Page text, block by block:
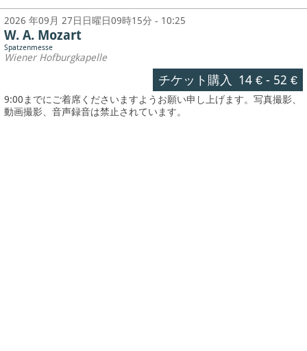
2026 年09月 27日日曜日09時15分 - 10:25
W. A. Mozart
Spatzenmesse
Wiener Hofburgkapelle
チケット購入 14 €- 52 €
9:00までにご着席くださいますようお願い申し上げます。写真撮影、
動画撮影、音声録音は禁止されています。